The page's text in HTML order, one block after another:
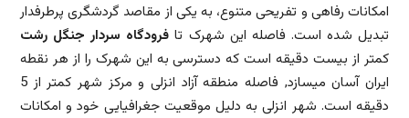
امکانات رفاهی و تفریحی متنوع، به یکی از مقاصد گردشگری پرطرفدار
تبدیل شده است. فاصله این شهرک تا فرودگاه سردار جنگل رشت
کمتر از بیست دقیقه است که دسترسی به این شهرک را از هر نقطه
ایران آسان میسازد, فاصله منطقه آزاد انزلی و مرکز شهر کمتر از 5
دقیقه است. شهر انزلی به دلیل موقعیت جغرافیایی خود و امکانات